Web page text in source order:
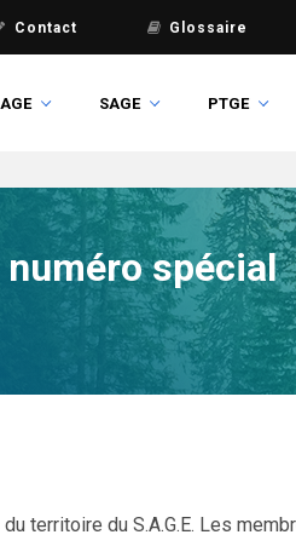
Contact Glossaire
SAGE PTGE
numéro spécial
territoire du S.A.G.E. Les